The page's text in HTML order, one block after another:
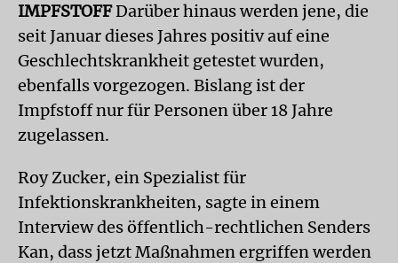
IMPFSTOFFDarüber hinaus werden jene, die
seit Januar dieses Jahres positiv auf eine
Geschlechtskrankheit getestet wurden,
ebenfalls vorgezogen. Bislang ist der
Impfstoff nur für Personen über 18 Jahre
zugelassen.
Roy Zucker, ein Spezialist für
Infektionskrankheiten, sagte in einem
Interview des öffentlich-rechtlichen Senders
Kan, dass jetzt Maßnahmen ergriffen werden